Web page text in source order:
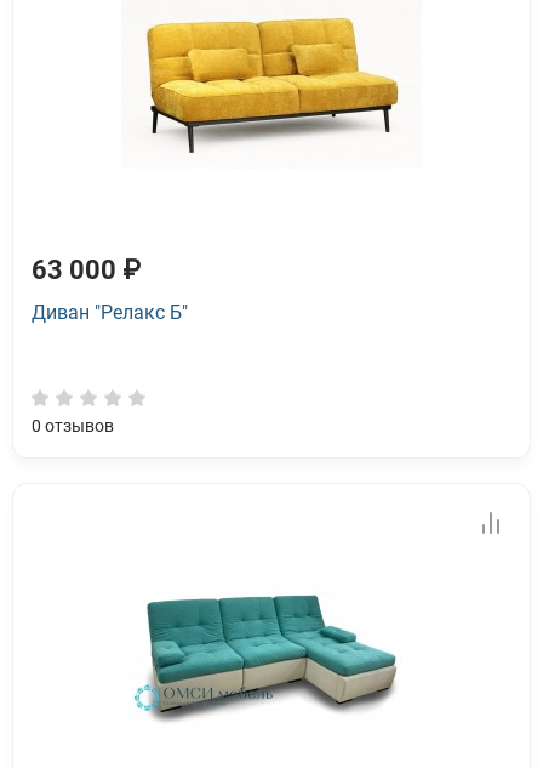
63 000 ₽
Диван "Релакс Б"
0 отзывов